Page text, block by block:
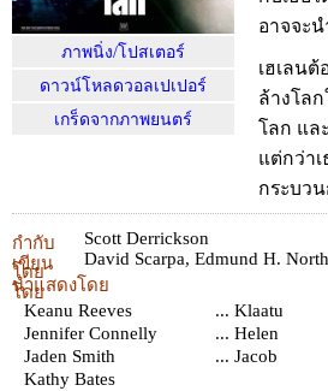
ภาพนิ่ง/โปสเตอร์
ดาวน์โหลดวอลเปเปอร์
เกร็ดจากภาพยนตร์
อาจจะ
เฮเลน
ล้างโล
โลก แล
แต่กว่าเ
กระบว
กำกับ
โดย
Scott Derrickson
เขียน
โดย
David Scarpa, Edmund H. North
นำแสดงโดย
Keanu Reeves
... Klaatu
Jennifer Connelly
... Helen
Jaden Smith
... Jacob
Kathy Bates